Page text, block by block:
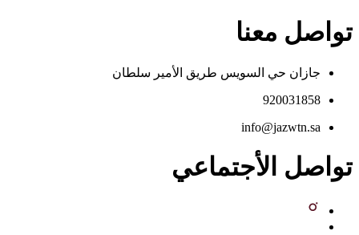
تواصل معنا
جازان حي السويس طريق الأمير سلطان
920031858
info@jazwtn.sa
تواصل الأجتماعي